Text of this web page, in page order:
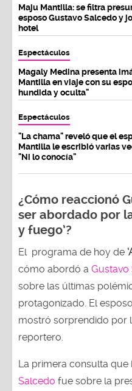
Maju Mantilla: se filtra
esposo Gustavo Salcedo y
hotel
Espectáculos
Magaly Medina presenta
Mantilla en viaje con su
hundida y oculta"
Espectáculos
"La chama" reveló que el
Mantilla le escribió varias
"Ni lo conocía"
¿Cómo reaccionó
ser abordado por
y fuego’?
El programa de hoy de
cómo abordó a Gustavo
sobre las últimas
protagonizado. El
mostró sorprendido por
reportero.
La primera consulta que
Salcedo fue sobre la